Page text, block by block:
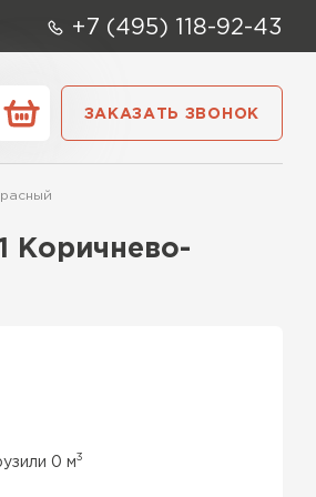
+7 (495) 118-92-43
ЗАКАЗАТЬ ЗВОНОК
Коричнево-
0 м3